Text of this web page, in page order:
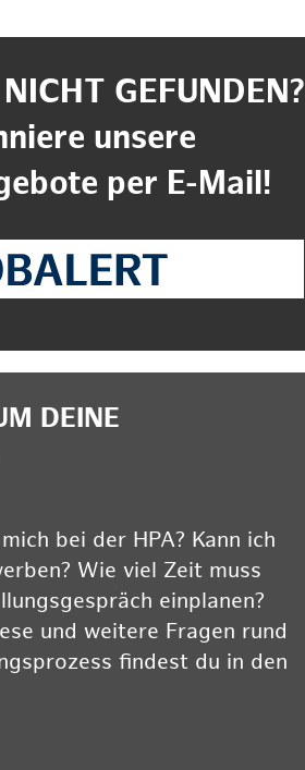
GEFUNDEN?
unsere
per E-Mail!
DEINE
bei der HPA? Kann ich
Wie viel Zeit muss
einplanen?
und weitere Fragen rund
findest du in den